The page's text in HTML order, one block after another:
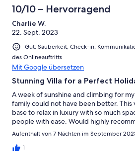
10/10 – Hervorragend
Charlie W.
22. Sept. 2023
Gut: Sauberkeit, Check-in,
des Onlineauftritts
Mit Google übersetzen
Stunning Villa for a Perfect
A week of sunshine and climbing for
family could not have been better. This
base to relax in luxury with so much
people with ease. Would highly
Aufenthalt von 7 Nächten im September
1